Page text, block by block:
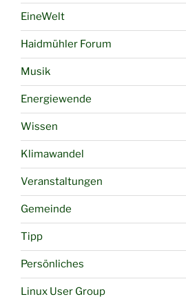
EineWelt
Haidmühler Forum
Musik
Energiewende
Wissen
Klimawandel
Veranstaltungen
Gemeinde
Tipp
Persönliches
Linux User Group